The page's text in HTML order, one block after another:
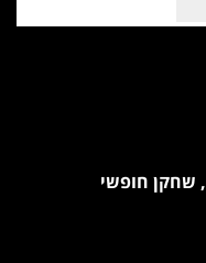
, שחקן חופשי